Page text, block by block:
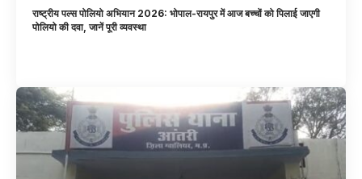
राष्ट्रीय पल्स पोलियो अभियान 2026: भोपाल-रायपुर में आज बच्चों को पिलाई जाएगी
पोलियो की दवा, जानें पूरी व्यवस्था